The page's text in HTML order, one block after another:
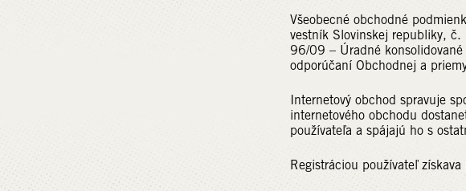
Všeobecné obchodné
vestník Slovinskej republiky,
96/09 – Úradné
odporúčaní Obchodnej a
Internetový obchod spravuje
internetového obchodu
používateľa a spájajú ho s
Registráciou používateľ